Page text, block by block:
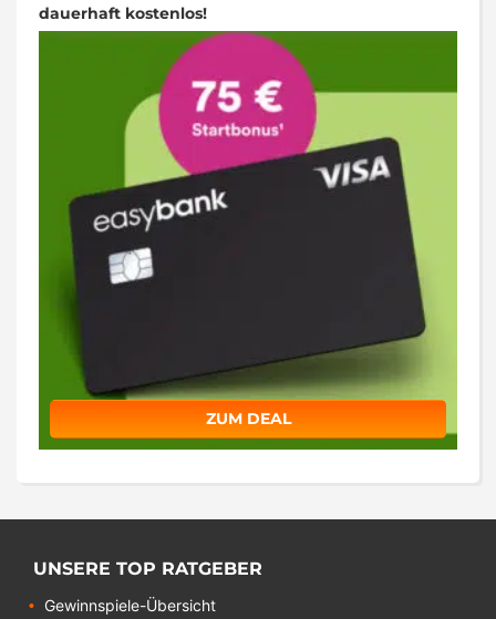
dauerhaft kostenlos!
ZUM DEAL
UNSERE TOP RATGEBER
Gewinnspiele-Übersicht